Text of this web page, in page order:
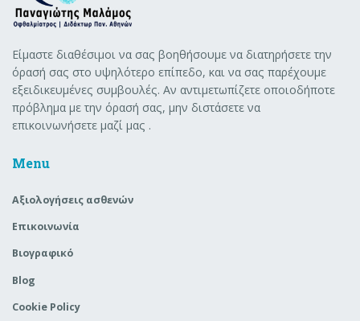
Είμαστε διαθέσιμοι να σας βοηθήσουμε να διατηρήσετε την
όρασή σας στο υψηλότερο επίπεδο, και να σας παρέχουμε
εξειδικευμένες συμβουλές. Αν αντιμετωπίζετε οποιοδήποτε
πρόβλημα με την όρασή σας, μην διστάσετε να
επικοινωνήσετε μαζί μας .
Menu
Aξιολογήσεις ασθενών
Επικοινωνία
Βιογραφικό
Blog
Cookie Policy